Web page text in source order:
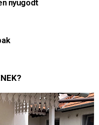
nyugodt